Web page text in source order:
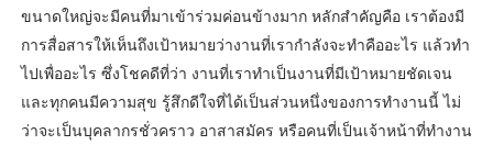
ขนาดใหญ่จะมีคนที่มาเข้าร่วมค่อนข้างมาก หลักสำคัญคือ เราต้องมี
การสื่อสารให้เห็นถึงเป้าหมายว่างานที่เรากำลังจะทำคืออะไร แล้วทำ
ไปเพื่ออะไร ซึ่งโชคดีที่ว่า งานที่เราทำเป็นงานที่มีเป้าหมายชัดเจน
และทุกคนมีความสุข รู้สึกดีใจที่ได้เป็นส่วนหนึ่งของการทำงานนี้ ไม่
ว่าจะเป็นบุคลากรชั่วคราว อาสาสมัคร หรือคนที่เป็นเจ้าหน้าที่ทำงาน